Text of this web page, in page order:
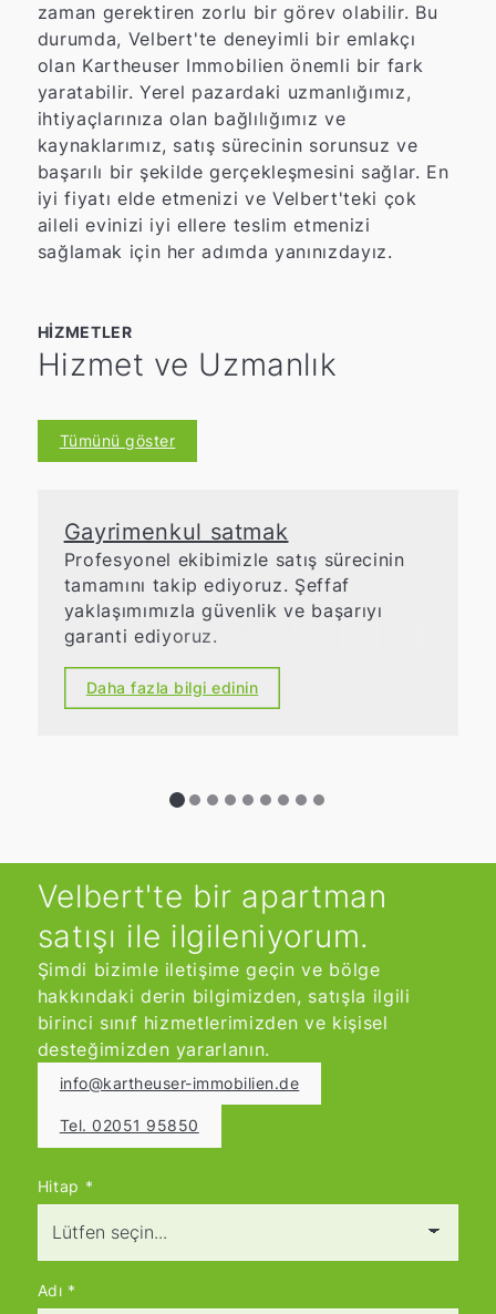
zaman gerektiren zorlu bir görev olabilir. Bu
durumda, Velbert'te deneyimli bir emlakçı
olan Kartheuser Immobilien önemli bir fark
yaratabilir. Yerel pazardaki uzmanlığımız,
ihtiyaçlarınıza olan bağlılığımız ve
kaynaklarımız, satış sürecinin sorunsuz ve
başarılı bir şekilde gerçekleşmesini sağlar. En
iyi fiyatı elde etmenizi ve Velbert'teki çok
aileli evinizi iyi ellere teslim etmenizi
sağlamak için her adımda yanınızdayız.
HIZMETLER
Hizmet ve Uzmanlık
Tümünü göster
Gayrimenkul satmak
Profesyonel ekibimizle satış sürecinin
tamamını takip ediyoruz. Şeffaf
yaklaşımımızla güvenlik ve başarıyı
garanti ediyoruz.
Daha fazla bilgi edinin
Velbert'te bir apartman
satışı ile ilgileniyorum.
Şimdi bizimle iletişime geçin ve bölge
hakkındaki derin bilgimizden, satışla ilgili
birinci sınıf hizmetlerimizden ve kişisel
desteğimizden yararlanın.
info@kartheuser-immobilien.de
Tel. 02051 95850
Hitap *
Adı *